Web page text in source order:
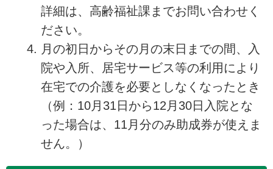
詳細は、高齢福祉課までお問い合わせく
ださい。
月の初日からその月の末日までの間、入
院や入所、居宅サービス等の利用により
在宅での介護を必要としなくなったとき
（例：10月31日から12月30日入院とな
った場合は、11月分のみ助成券が使えま
せん。）